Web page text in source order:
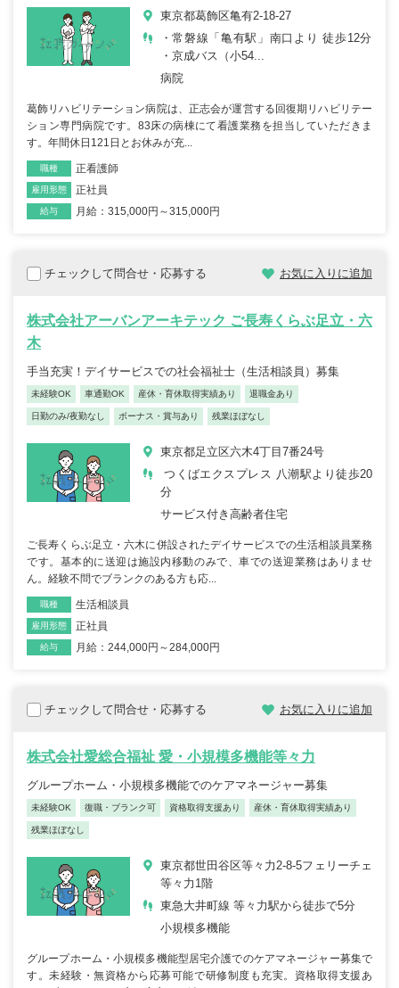
東京都葛飾区亀有2-18-27
・常磐線「亀有駅」南口より 徒歩12分
・京成バス（小54...
病院
葛飾リハビリテーション病院は、正志会が運営する回復期リハビリテー
ション専門病院です。83床の病棟にて看護業務を担当していただきま
す。年間休日121日とお休みが充...
職種 正看護師
雇用形態 正社員
給与 月給：315,000円～315,000円
チェックして問合せ・応募する お気に入りに追加
株式会社アーバンアーキテック ご長寿くらぶ足立・六
木
手当充実！デイサービスでの社会福祉士（生活相談員）募集
未経験OK 車通勤OK 産休・育休取得実績あり 退職金あり
日勤のみ/夜勤なし ボーナス・賞与あり 残業ほぼなし
東京都足立区六木4丁目7番24号
つくばエクスプレス 八潮駅より徒歩20
分
サービス付き高齢者住宅
ご長寿くらぶ足立・六木に併設されたデイサービスでの生活相談員業務
です。基本的に送迎は施設内移動のみで、車での送迎業務はありませ
ん。経験不問でブランクのある方も応...
職種 生活相談員
雇用形態 正社員
給与 月給：244,000円～284,000円
チェックして問合せ・応募する お気に入りに追加
株式会社愛総合福祉 愛・小規模多機能等々力
グループホーム・小規模多機能でのケアマネージャー募集
未経験OK 復職・ブランク可 資格取得支援あり 産休・育休取得実績あり
残業ほぼなし
東京都世田谷区等々力2-8-5フェリーチェ
等々力1階
東急大井町線 等々力駅から徒歩で5分
小規模多機能
グループホーム・小規模多機能型居宅介護でのケアマネージャー募集で
す。未経験・無資格から応募可能で研修制度も充実。資格取得支援あ